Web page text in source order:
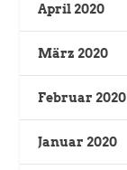
April 2020
März 2020
Februar 2020
Januar 2020